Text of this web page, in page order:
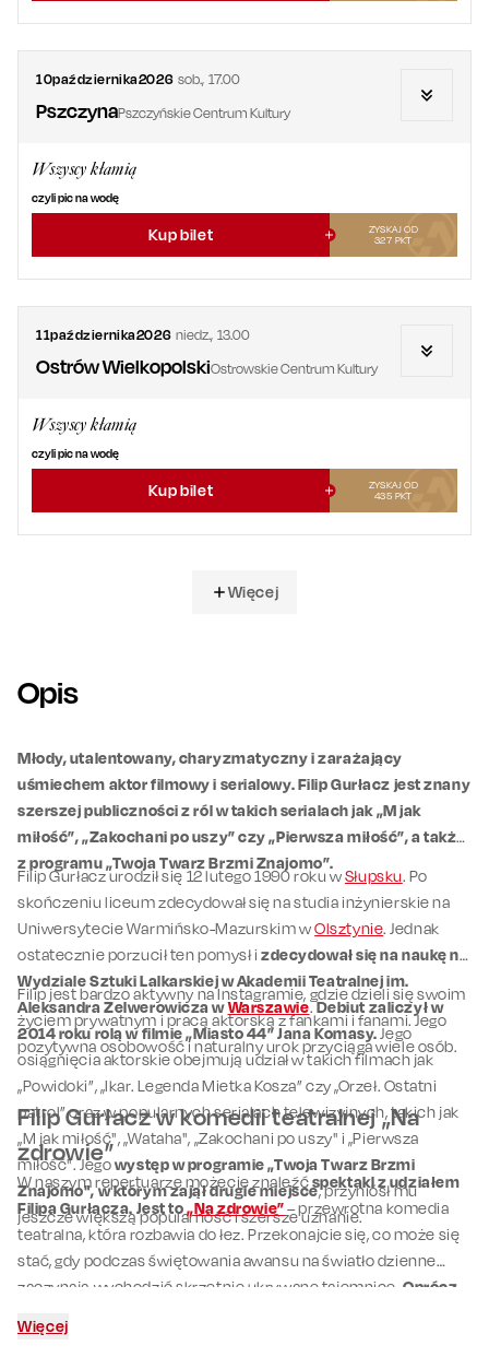
10października2026 sob.,17.00
PszczynaPszczyńskie Centrum Kultury
Wszyscy kłamią
czyli pic na wodę
Kup bilet
ZYSKAJ OD
327 PKT
11października2026 niedz.,13.00
Ostrów WielkopolskiOstrowskie Centrum Kultury
Wszyscy kłamią
czyli pic na wodę
Kup bilet
ZYSKAJ OD
435 PKT
Więcej
Opis
Młody, utalentowany, charyzmatyczny i zarażający
uśmiechem aktor filmowy i serialowy. Filip Gurłacz jest znany
szerszej publiczności z ról w takich serialach jak „M jak
miłość”, „Zakochani po uszy” czy „Pierwsza miłość”, a także
z programu „Twoja Twarz Brzmi Znajomo”.
Filip Gurłacz urodził się 12 lutego 1990 roku wSłupsku. Po
skończeniu liceum zdecydował się na studia inżynierskie na
Uniwersytecie Warmińsko-Mazurskim wOlsztynie. Jednak
ostatecznie porzucił ten pomysł izdecydował się na naukę na
Wydziale Sztuki Lalkarskiej w Akademii Teatralnej im.
Aleksandra Zelwerowicza wWarszawie.Debiut zaliczył w
2014 roku rolą w filmie „Miasto 44” Jana Komasy.Jego
osiągnięcia aktorskie obejmują udział w takich filmach jak
„Powidoki”, „Ikar. Legenda Mietka Kosza” czy „Orzeł. Ostatni
patrol” oraz w popularnych serialach telewizyjnych, takich jak
„M jak miłość", „Wataha", „Zakochani po uszy" i „Pierwsza
miłość". Jegowystęp w programie „Twoja Twarz Brzmi
Znajomo", w którym zajął drugie miejsce, przyniósł mu
jeszcze większą popularność i szersze uznanie.
Filip jest bardzo aktywny na Instagramie, gdzie dzieli się swoim
życiem prywatnym i pracą aktorską z fankami i fanami. Jego
pozytywna osobowość i naturalny urok przyciąga wiele osób.
Filip Gurłacz w komedii teatralnej „Na
zdrowie”
W naszym repertuarze możecie znaleźćspektakl z udziałem
Filipa Gurłacza. Jest to„Na zdrowie”– przewrotna komedia
teatralna, która rozbawia do łez. Przekonajcie się, co może się
stać, gdy podczas świętowania awansu na światło dzienne
zaczynają wychodzić skrzętnie ukrywane tajemnice. Oprócz
Jarosława Boberka
Więcej